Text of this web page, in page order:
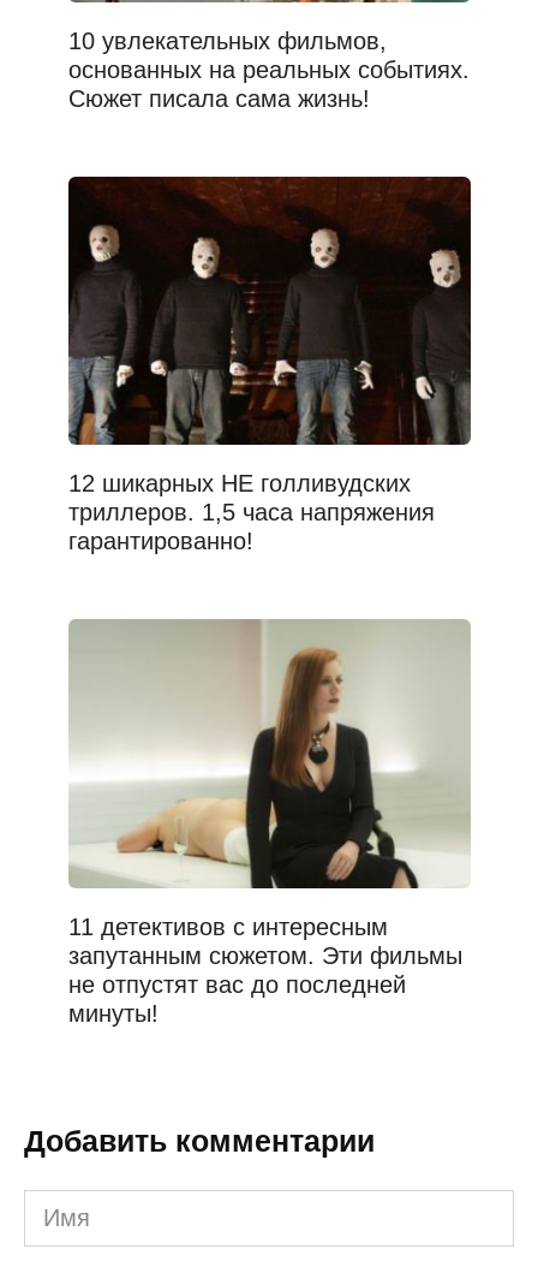
10 увлекательных фильмов,
основанных на реальных событиях.
Сюжет писала сама жизнь!
12 шикарных НЕ голливудских
триллеров. 1,5 часа напряжения
гарантированно!
11 детективов с интересным
запутанным сюжетом. Эти фильмы
не отпустят вас до последней
минуты!
Добавить комментарии
Имя
*